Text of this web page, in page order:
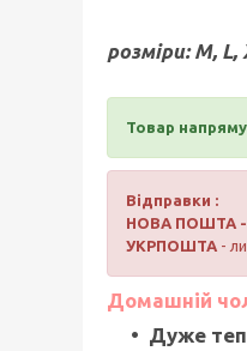
розміри:M, L,
Товар
Відправки :
НОВА ПОШТА
УКРПОШТА -
Домашній
Дуже